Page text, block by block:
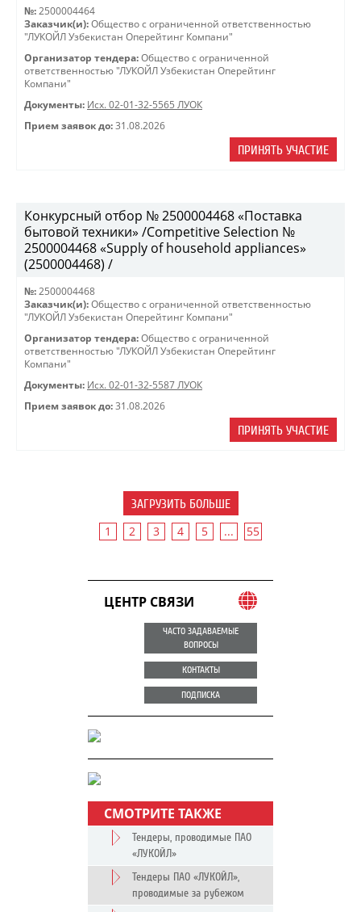
№: 2500004464
Заказчик(и): Общество с ограниченной ответственностью
"ЛУКОЙЛ Узбекистан Оперейтинг Компани"
Организатор тендера: Общество с ограниченной
ответственностью "ЛУКОЙЛ Узбекистан Оперейтинг
Компани"
Документы: Исх. 02-01-32-5565 ЛУОК
Прием заявок до: 31.08.2026
ПРИНЯТЬ УЧАСТИЕ
Конкурсный отбор № 2500004468 «Поставка
бытовой техники» /Competitive Selection №
2500004468 «Supply of household appliances»
(2500004468) /
№: 2500004468
Заказчик(и): Общество с ограниченной ответственностью
"ЛУКОЙЛ Узбекистан Оперейтинг Компани"
Организатор тендера: Общество с ограниченной
ответственностью "ЛУКОЙЛ Узбекистан Оперейтинг
Компани"
Документы: Исх. 02-01-32-5587 ЛУОК
Прием заявок до: 31.08.2026
ПРИНЯТЬ УЧАСТИЕ
ЗАГРУЗИТЬ БОЛЬШЕ
1 2 3 4 5 ... 55
ЦЕНТР СВЯЗИ
ЧАСТО ЗАДАВАЕМЫЕ
ВОПРОСЫ
КОНТАКТЫ
ПОДПИСКА
СМОТРИТЕ ТАКЖЕ
Тендеры, проводимые ПАО
«ЛУКОЙЛ»
Тендеры ПАО «ЛУКОЙЛ»,
проводимые за рубежом